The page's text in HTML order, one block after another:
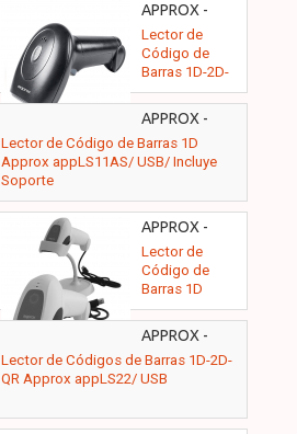
APPROX -
APPLS21
Lector de
Código de
Barras 1D-2D-
QR Approx
appLS21/ USB
APPROX -
APPLS11AS
Lector de Código de Barras 1D
Approx appLS11AS/ USB/ Incluye
Soporte
APPROX -
APPLS11ASWH
Lector de
Código de
Barras 1D
Approx
appLS11ASWH/
USB
APPROX -
APPLS22
Lector de Códigos de Barras 1D-2D-
QR Approx appLS22/ USB